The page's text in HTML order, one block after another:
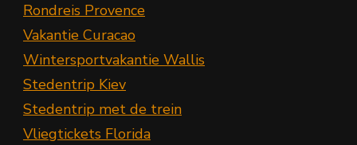
Rondreis Provence
Vakantie Curacao
Wintersportvakantie Wallis
Stedentrip Kiev
Stedentrip met de trein
Vliegtickets Florida